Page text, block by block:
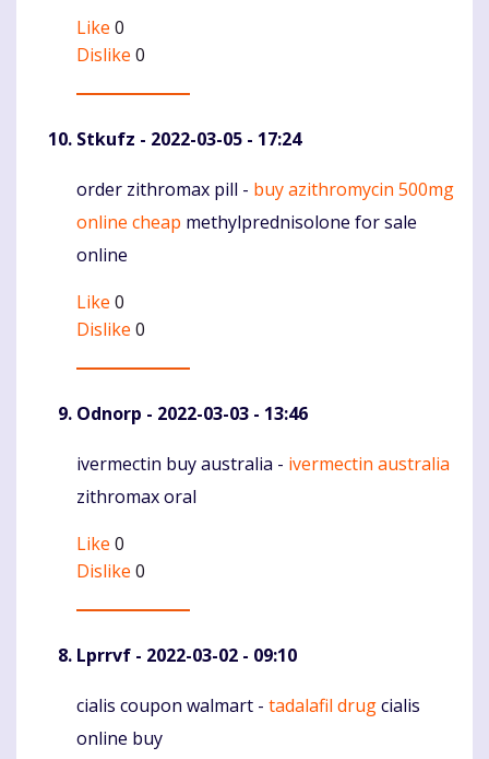
Like 0
Dislike 0
Stkufz - 2022-03-05 - 17:24
Komentaras
order zithromax pill - buy azithromycin 500mg
online cheap methylprednisolone for sale
online
Like 0
Dislike 0
Odnorp - 2022-03-03 - 13:46
Komentaras
ivermectin buy australia - ivermectin australia
zithromax oral
Like 0
Dislike 0
Lprrvf - 2022-03-02 - 09:10
Komentaras
cialis coupon walmart - tadalafil drugcialis
online buy